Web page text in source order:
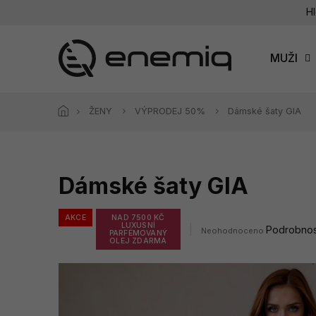
MUŽI
ŽENY VÝPRODEJ 50% Dámské šaty GIA
Dámské šaty GIA
AKCE
NAD 7500 KČ
LUXUSNÍ
PARFÉMOVANÝ
OLEJ ZDARMA
Průměrné
Neohodnoceno